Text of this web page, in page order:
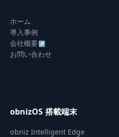
ホーム
導入事例
会社概要↗
お問い合わせ
obnizOS 搭載端末
obniz Intelligent Edge